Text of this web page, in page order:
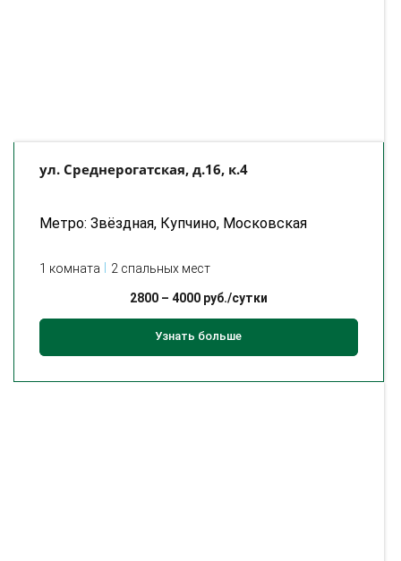
ул. Среднерогатская, д.16, к.4
Метро: Звёздная, Купчино, Московская
1 комната 2 спальных мест
2800– 4000руб./сутки
Узнать больше